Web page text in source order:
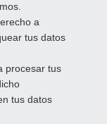
a
tus datos
procesar tus
tus datos